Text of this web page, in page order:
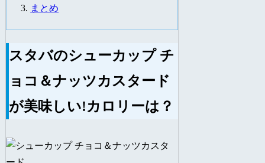
まとめ
スタバのシューカップ チ
ョコ＆ナッツカスタード
が美味しい!カロリーは？